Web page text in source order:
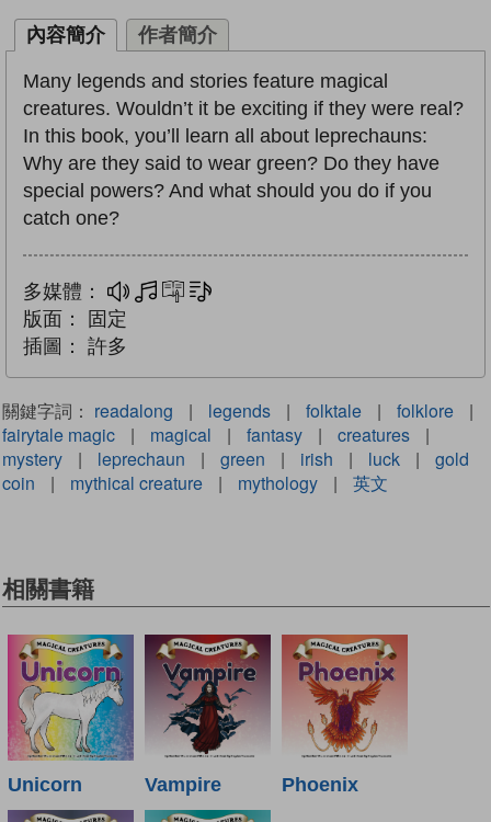
內容簡介 作者簡介
Many legends and stories feature magical
creatures. Wouldn’t it be exciting if they were real?
In this book, you’ll learn all about leprechauns:
Why are they said to wear green? Do they have
special powers? And what should you do if you
catch one?
多媒體： 多媒體互動練習
版面：
固定
插圖：
許多
關鍵字詞： readalong | legends | folktale | folklore
|
fairytale magic
| magical | fantasy | creatures
|
mystery
| leprechaun | green | irish | luck |
gold
coin
| mythical creature | mythology | 英文
相關書籍
Unicorn Vampire Phoenix